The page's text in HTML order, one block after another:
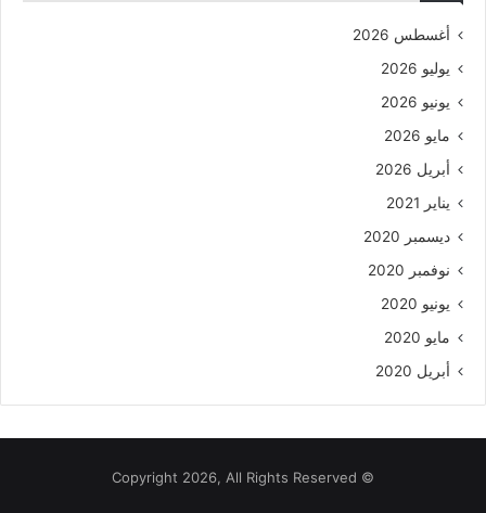
أغسطس 2026
يوليو 2026
يونيو 2026
مايو 2026
أبريل 2026
يناير 2021
ديسمبر 2020
نوفمبر 2020
يونيو 2020
مايو 2020
أبريل 2020
© Copyright 2026, All Rights Reserved